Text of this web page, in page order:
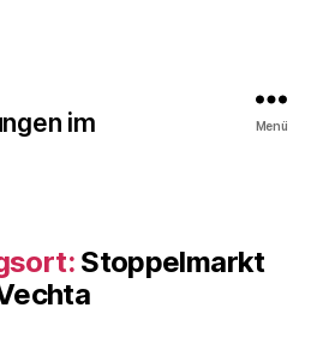
im
Menü
Stoppelmarkt